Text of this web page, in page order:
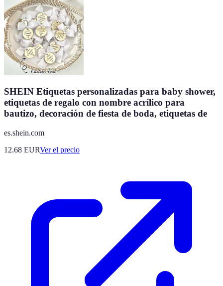
SHEIN Etiquetas personalizadas para baby shower,
etiquetas de regalo con nombre acrílico para
bautizo, decoración de fiesta de boda, etiquetas de
es.shein.com
12.68 EURVer el precio